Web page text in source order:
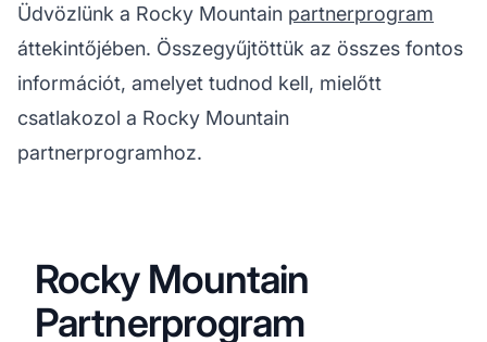
Üdvözlünk a Rocky Mountain partnerprogram
áttekintőjében. Összegyűjtöttük az összes fontos
információt, amelyet tudnod kell, mielőtt
csatlakozol a Rocky Mountain
partnerprogramhoz.
Rocky Mountain
Partnerprogram